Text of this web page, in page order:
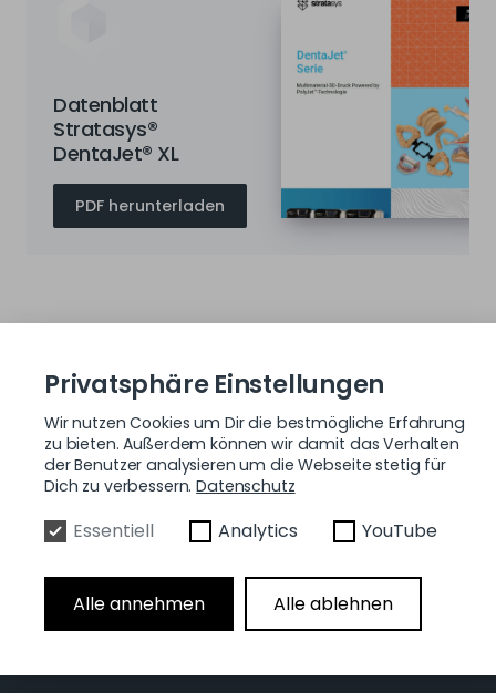
Datenblatt
Stratasys®
DentaJet® XL
PDF herunterladen
Melden Sie sich für unseren
Newsletter an, um die neuesten
Nachrichten zum 3D-Druck zu
erhalten.
Weiter
Privatsphäre Einstellungen
Wir nutzen Cookies um Dir die bestmögliche Erfahrung
zu bieten. Außerdem können wir damit das Verhalten
der Benutzer analysieren um die Webseite stetig für
Dich zu verbessern.Datenschutz
Essentiell Analytics YouTube
Alle annehmen Alle ablehnen